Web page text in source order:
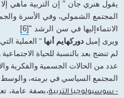
يقول هنري جان " إن التربية ماهي
المجتمع الشمولي، وفي الأسرة
الانتماء إليها في سن الرشد "[6]
ويرى إميل دوركهايم أنها " العملية
لم تنضج بعد بالنسبة للحياة
عدد من الحالات الجسمية والفكرية
المجتمع السياسي في برمته،
- سوسيولوجيا التربية،بصفة عامة،